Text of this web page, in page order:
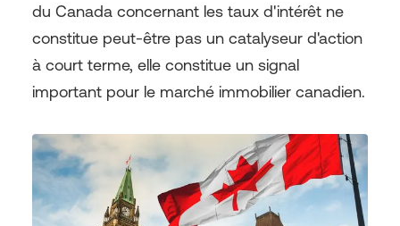
du Canada concernant les taux d'intérêt ne
constitue peut-être pas un catalyseur d'action
à court terme, elle constitue un signal
important pour le marché immobilier canadien.